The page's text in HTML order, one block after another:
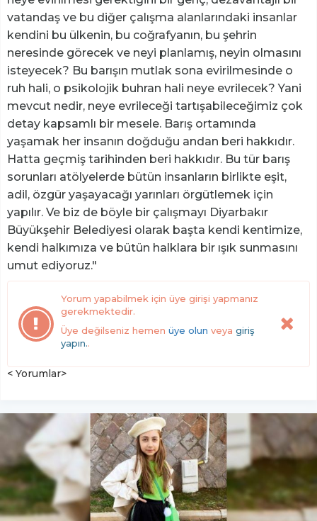
vatandaş ve bu diğer çalışma alanlarındaki insanlar
kendini bu ülkenin, bu coğrafyanın, bu şehrin
neresinde görecek ve neyi planlamış, neyin olmasını
isteyecek? Bu barışın mutlak sona evirilmesinde o
ruh hali, o psikolojik buhran hali neye evrilecek? Yani
mevcut nedir, neye evrileceği tartışabileceğimiz çok
detay kapsamlı bir mesele. Barış ortamında
yaşamak her insanın doğduğu andan beri hakkıdır.
Hatta geçmiş tarihinden beri hakkıdır. Bu tür barış
sorunları atölyelerde bütün insanların birlikte eşit,
adil, özgür yaşayacağı yarınları örgütlemek için
yapılır. Ve biz de böyle bir çalışmayı Diyarbakır
Büyükşehir Belediyesi olarak başta kendi kentimize,
kendi halkımıza ve bütün halklara bir ışık sunmasını
umut ediyoruz."
Yorum yapabilmek için üye girişi yapmanız
gerekmektedir.
Üye değilseniz hemen üye olun veya giriş
yapın..
< Yorumlar>